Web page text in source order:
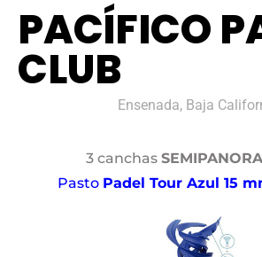
PACÍFICO
CLUB
Ensenada, Baja
3 canchas
Pasto Padel Tour Azul 15